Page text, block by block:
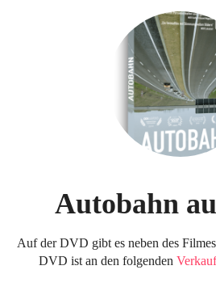
Autobahn
Auf der DVD gibt es neben des
DVD ist an den folgenden